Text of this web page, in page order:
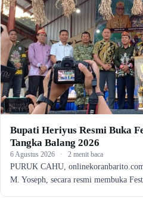
Bupati Heriyus Resmi Buka
Tangka Balang 2026
6 Agustus 2026 · 2 menit baca
PURUK CAHU,
M. Yoseph, secara resmi membuka